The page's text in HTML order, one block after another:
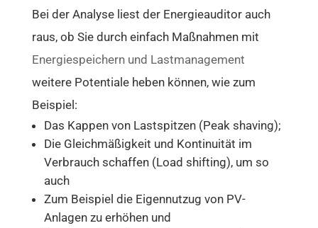
Bei der Analyse liest der Energieauditor auch
raus, ob Sie durch einfach Maßnahmen mit
Energiespeichern und Lastmanagement
weitere Potentiale heben können, wie zum
Beispiel:
Das Kappen von Lastspitzen (Peak shaving);
Die Gleichmäßigkeit und Kontinuität im
Verbrauch schaffen (Load shifting), um so
auch
Zum Beispiel die Eigennutzug von PV-
Anlagen zu erhöhen und